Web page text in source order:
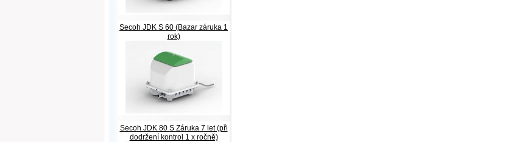
Secoh JDK S 60 (Bazar záruka 1
rok)
Secoh JDK 80 S Záruka 7 let (při
dodržení kontrol 1 x ročně)